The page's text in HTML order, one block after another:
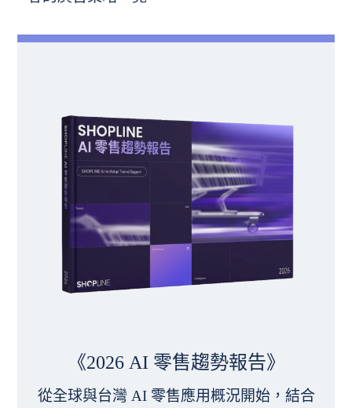
《2026 AI 零售趨勢報告》
從全球與台灣 AI 零售應用概況開始，結合